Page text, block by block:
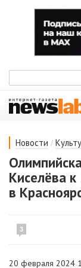
Новости /
Киселёва
в
3
20 февраля 2024